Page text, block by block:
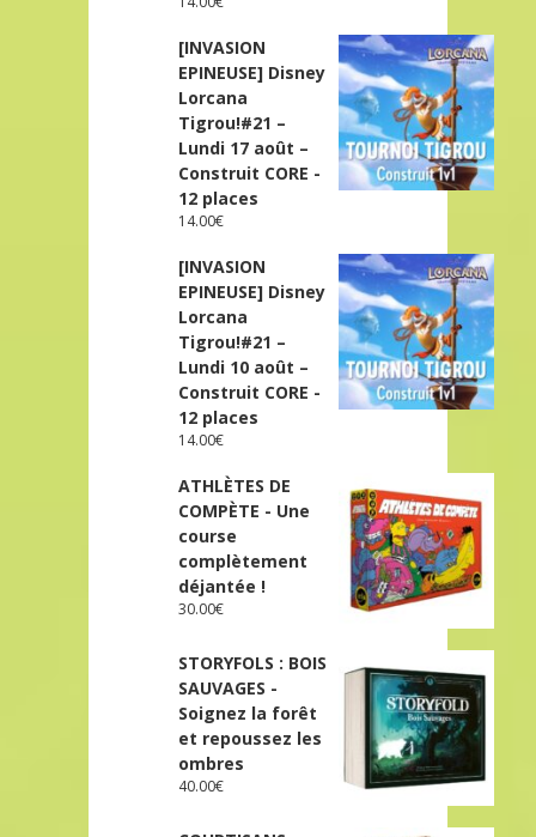
[INVASION
EPINEUSE] Disney
Lorcana
Tigrou!#21 –
Lundi 17 août –
Construit CORE -
12 places
14.00€
[INVASION
EPINEUSE] Disney
Lorcana
Tigrou!#21 –
Lundi 10 août –
Construit CORE -
12 places
14.00€
ATHLÈTES DE
COMPÈTE - Une
course
complètement
déjantée !
30.00€
STORYFOLS : BOIS
SAUVAGES -
Soignez la forêt
et repoussez les
ombres
40.00€